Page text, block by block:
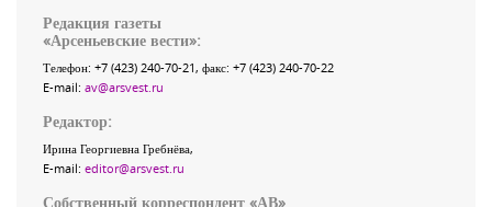
Редакция газеты
«Арсеньевские вести»:
Телефон: +7 (423) 240-70-21, факс: +7 (423) 240-70-22
E-mail: av@arsvest.ru
Редактор:
Ирина Георгиевна Гребнёва,
E-mail: editor@arsvest.ru
Собственный корреспондент «АВ»